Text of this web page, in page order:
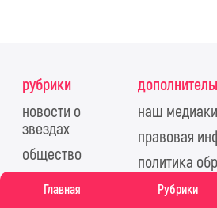
Главная Рубрики
рубрики
новости о
звездах
общество
стиль жизни
наш
правовая
политика